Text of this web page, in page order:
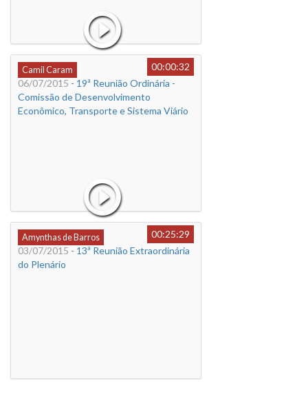
Camil Caram
00:00:32
06/07/2015 - 19ª Reunião Ordinária -
Comissão de Desenvolvimento
Econômico, Transporte e Sistema Viário
Amynthas de Barros
00:25:29
03/07/2015 - 13ª Reunião Extraordinária
do Plenário